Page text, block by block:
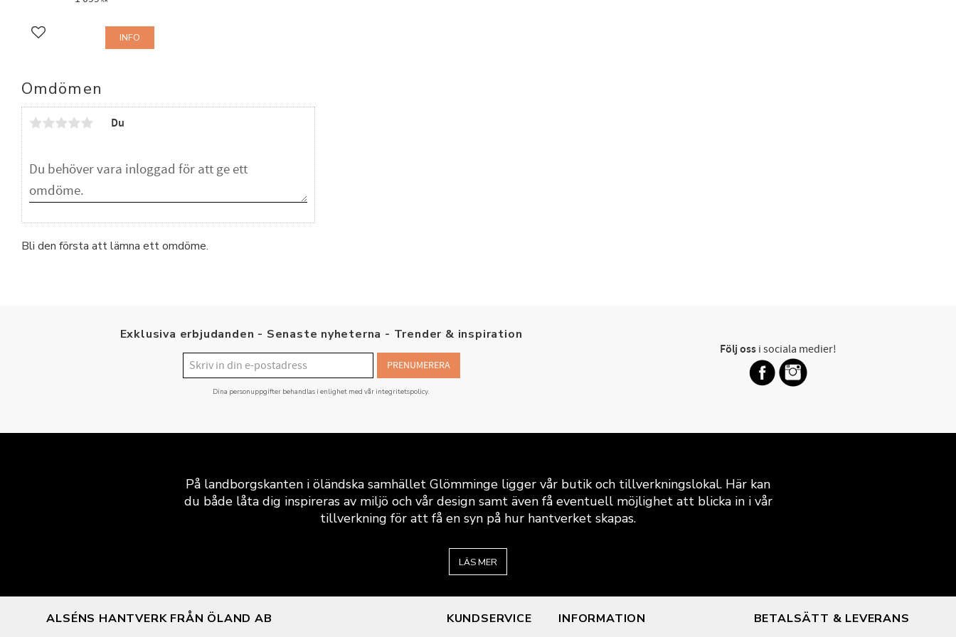
Omdömen
Du
Bli den första att lämna ett omdöme.
Lägg till i favoriterINFO
Exklusiva erbjudanden - Senaste nyheterna - Trender & inspiration
PRENUMERERA
Dina personuppgifter behandlas i enlighet med vår integritetspolicy.
Följ ossi sociala medier!
På landborgskanten i öländska samhället Glömminge ligger vår butik och tillverkningslokal. Här kan
du både låta dig inspireras av miljö och vår design samt även få eventuell möjlighet att blicka in i vår
tillverkning för att få en syn på hur hantverket skapas.
LÄS MER
ALSÉNS HANTVERK FRÅN ÖLAND AB KUNDSERVICE INFORMATION BETALSÄTT & LEVERANS